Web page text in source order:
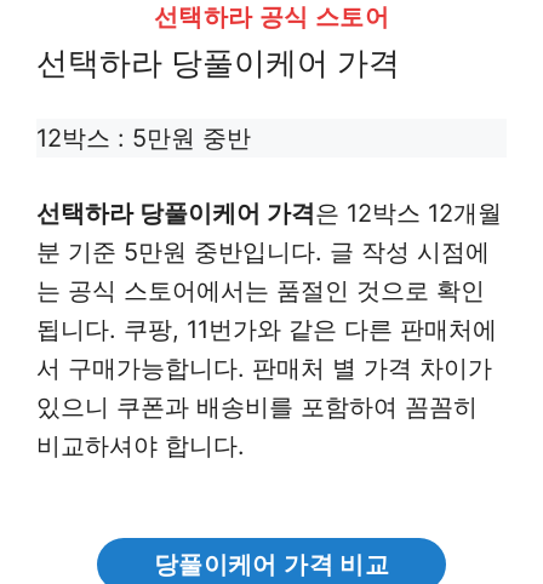
선택하라 공식 스토어
선택하라 당풀이케어 가격
12박스 : 5만원 중반
선택하라 당풀이케어 가격은 12박스 12개월
분 기준 5만원 중반입니다. 글 작성 시점에
는 공식 스토어에서는 품절인 것으로 확인
됩니다. 쿠팡, 11번가와 같은 다른 판매처에
서 구매가능합니다. 판매처 별 가격 차이가
있으니 쿠폰과 배송비를 포함하여 꼼꼼히
비교하셔야 합니다.
당풀이케어 가격 비교